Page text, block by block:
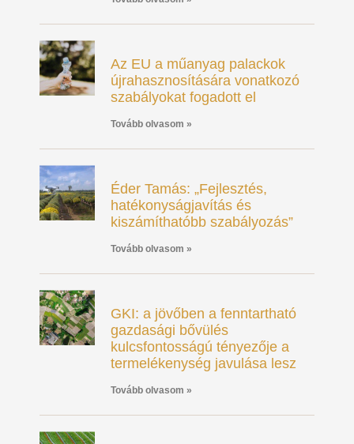
Az EU a műanyag palackok
újrahasznosítására vonatkozó
szabályokat fogadott el
Tovább olvasom »
Éder Tamás: „Fejlesztés,
hatékonyságjavítás és
kiszámíthatóbb szabályozás”
Tovább olvasom »
GKI: a jövőben a fenntartható
gazdasági bővülés
kulcsfontosságú tényezője a
termelékenység javulása lesz
Tovább olvasom »